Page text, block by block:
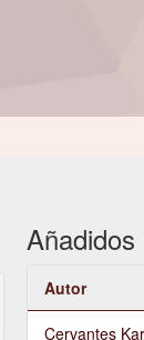
Autor
Cervantes